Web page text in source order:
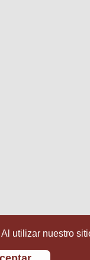
utilizar nuestro